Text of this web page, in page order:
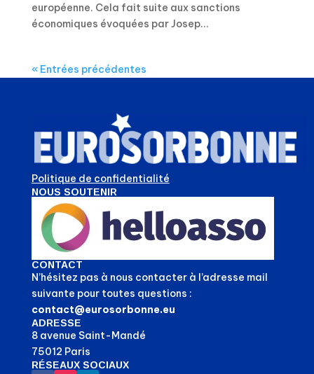
européenne. Cela fait suite aux sanctions
économiques évoquées par Josep...
« Entrées précédentes
Politique de confidentialité
NOUS SOUTENIR
CONTACT
N’hésitez pas à nous contacter à l’adresse mail
suivante pour toutes questions :
contact@eurosorbonne.eu
ADRESSE
8 avenue Saint-Mandé
75012 Paris
RÉSEAUX SOCIAUX